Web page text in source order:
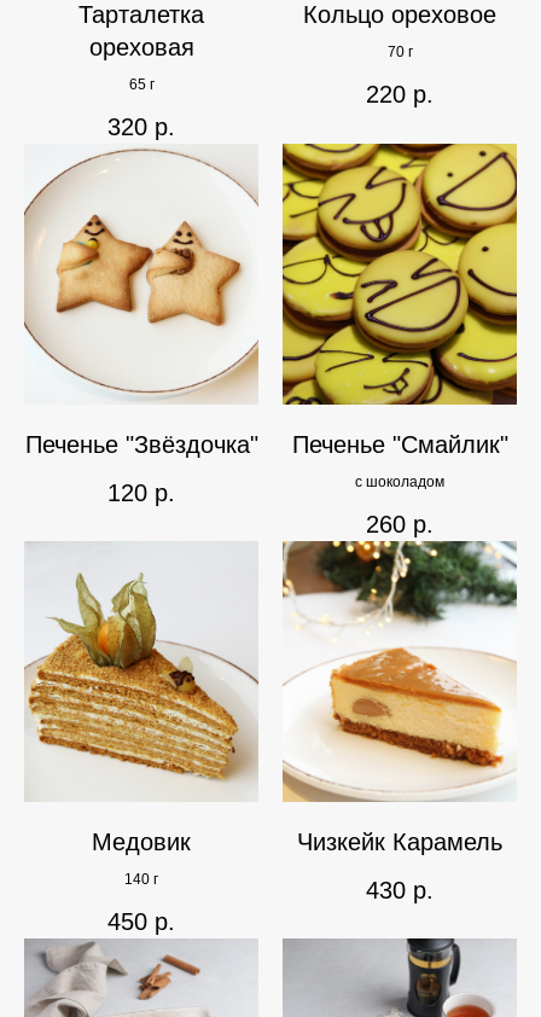
Тарталетка
ореховая
65 г
320 р.
Кольцо ореховое
70 г
220 р.
Печенье "Звёздочка"
120 р.
Печенье "Смайлик"
с шоколадом
260 р.
Медовик
140 г
450 р.
Чизкейк Карамель
430 р.